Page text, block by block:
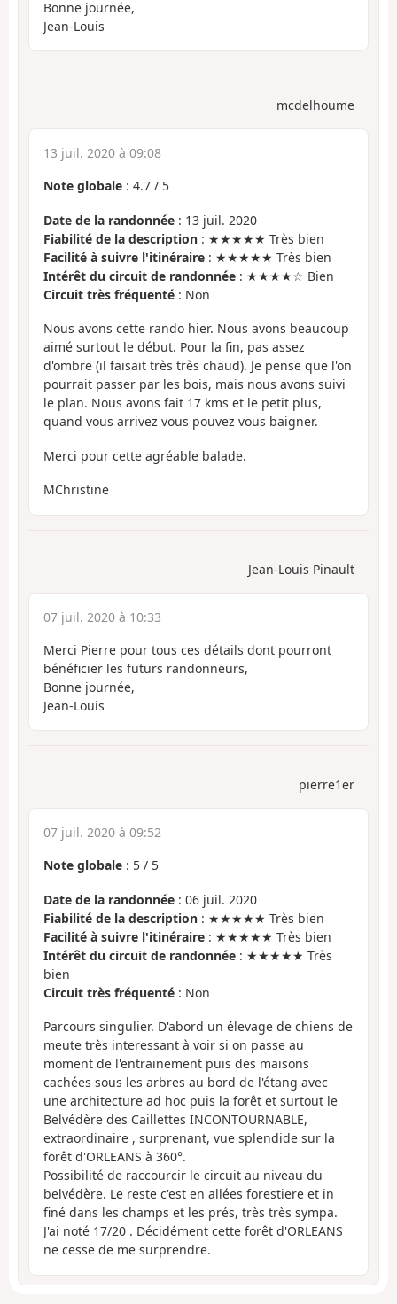
Bonne journée,
Jean-Louis
mcdelhoume
13 juil. 2020 à 09:08
Note globale : 4.7 / 5
Date de la randonnée : 13 juil. 2020
Fiabilité de la description : ★★★★★ Très bien
Facilité à suivre l'itinéraire : ★★★★★ Très bien
Intérêt du circuit de randonnée : ★★★★☆ Bien
Circuit très fréquenté : Non
Nous avons cette rando hier. Nous avons beaucoup
aimé surtout le début. Pour la fin, pas assez
d'ombre (il faisait très très chaud). Je pense que l'on
pourrait passer par les bois, mais nous avons suivi
le plan. Nous avons fait 17 kms et le petit plus,
quand vous arrivez vous pouvez vous baigner.
Merci pour cette agréable balade.
MChristine
Jean-Louis Pinault
07 juil. 2020 à 10:33
Merci Pierre pour tous ces détails dont pourront
bénéficier les futurs randonneurs,
Bonne journée,
Jean-Louis
pierre1er
07 juil. 2020 à 09:52
Note globale : 5 / 5
Date de la randonnée : 06 juil. 2020
Fiabilité de la description : ★★★★★ Très bien
Facilité à suivre l'itinéraire : ★★★★★ Très bien
Intérêt du circuit de randonnée : ★★★★★ Très
bien
Circuit très fréquenté : Non
Parcours singulier. D'abord un élevage de chiens de
meute très interessant à voir si on passe au
moment de l'entrainement puis des maisons
cachées sous les arbres au bord de l'étang avec
une architecture ad hoc puis la forêt et surtout le
Belvédère des Caillettes INCONTOURNABLE,
extraordinaire , surprenant, vue splendide sur la
forêt d'ORLEANS à 360°.
Possibilité de raccourcir le circuit au niveau du
belvédère. Le reste c'est en allées forestiere et in
finé dans les champs et les prés, très très sympa.
J'ai noté 17/20 . Décidément cette forêt d'ORLEANS
ne cesse de me surprendre.